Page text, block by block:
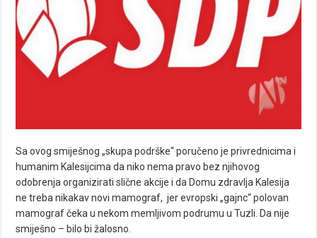
Sa ovog smiješnog „skupa podrške“ poručeno je privrednicima i
humanim Kalesijcima da niko nema pravo bez njihovog
odobrenja organizirati slične akcije i da Domu zdravlja Kalesija
ne treba nikakav novi mamograf, jer evropski „gajnc“ polovan
mamograf čeka u nekom memljivom podrumu u Tuzli. Da nije
smiješno – bilo bi žalosno.